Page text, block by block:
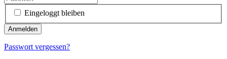
Eingeloggt bleiben
Passwort vergessen?